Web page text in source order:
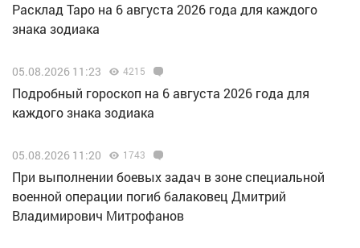
Расклад Таро на 6 августа 2026 года для каждого
знака зодиака
05.08.2026 11:23 4215
Подробный гороскоп на 6 августа 2026 года для
каждого знака зодиака
05.08.2026 11:20 1743
При выполнении боевых задач в зоне специальной
военной операции погиб балаковец Дмитрий
Владимирович Митрофанов